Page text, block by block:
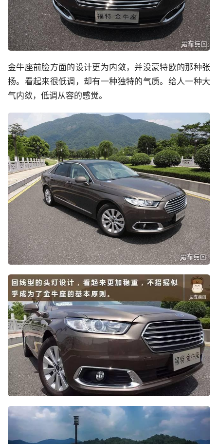
金牛座前脸方面的设计更为内敛，并没蒙特欧的那种张
扬。看起来很低调，却有一种独特的气质。给人一种大
气内敛，低调从容的感觉。